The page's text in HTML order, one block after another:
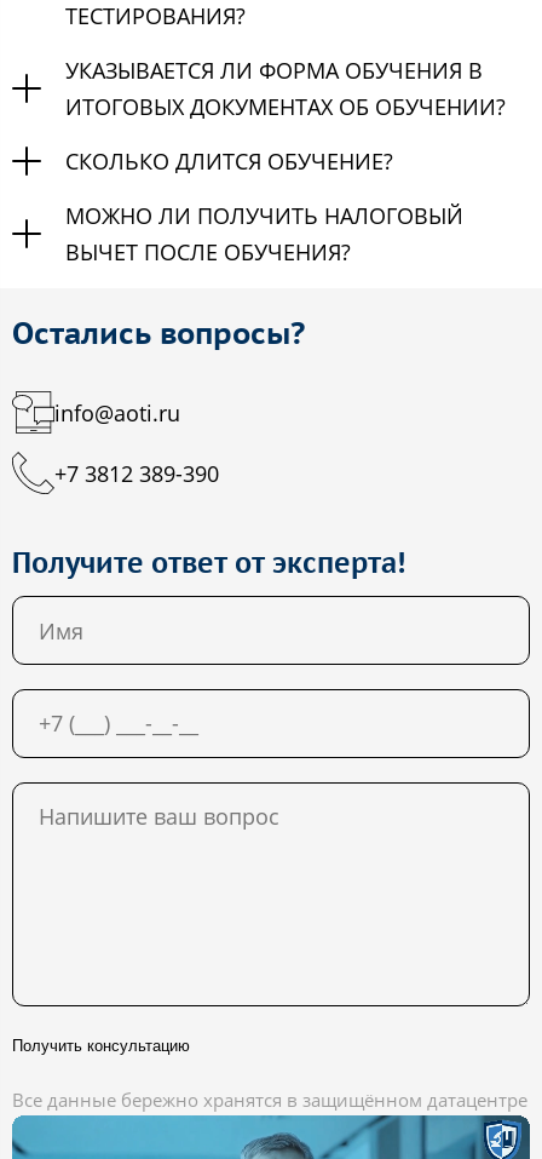
ТЕСТИРОВАНИЯ?
УКАЗЫВАЕТСЯ ЛИ ФОРМА ОБУЧЕНИЯ В
ИТОГОВЫХ ДОКУМЕНТАХ ОБ ОБУЧЕНИИ?
СКОЛЬКО ДЛИТСЯ ОБУЧЕНИЕ?
МОЖНО ЛИ ПОЛУЧИТЬ НАЛОГОВЫЙ
ВЫЧЕТ ПОСЛЕ ОБУЧЕНИЯ?
Остались вопросы?
info@aoti.ru
+7 3812 389-390
Получите ответ от эксперта!
Получить консультацию
Все данные бережно хранятся в защищённом датацентре